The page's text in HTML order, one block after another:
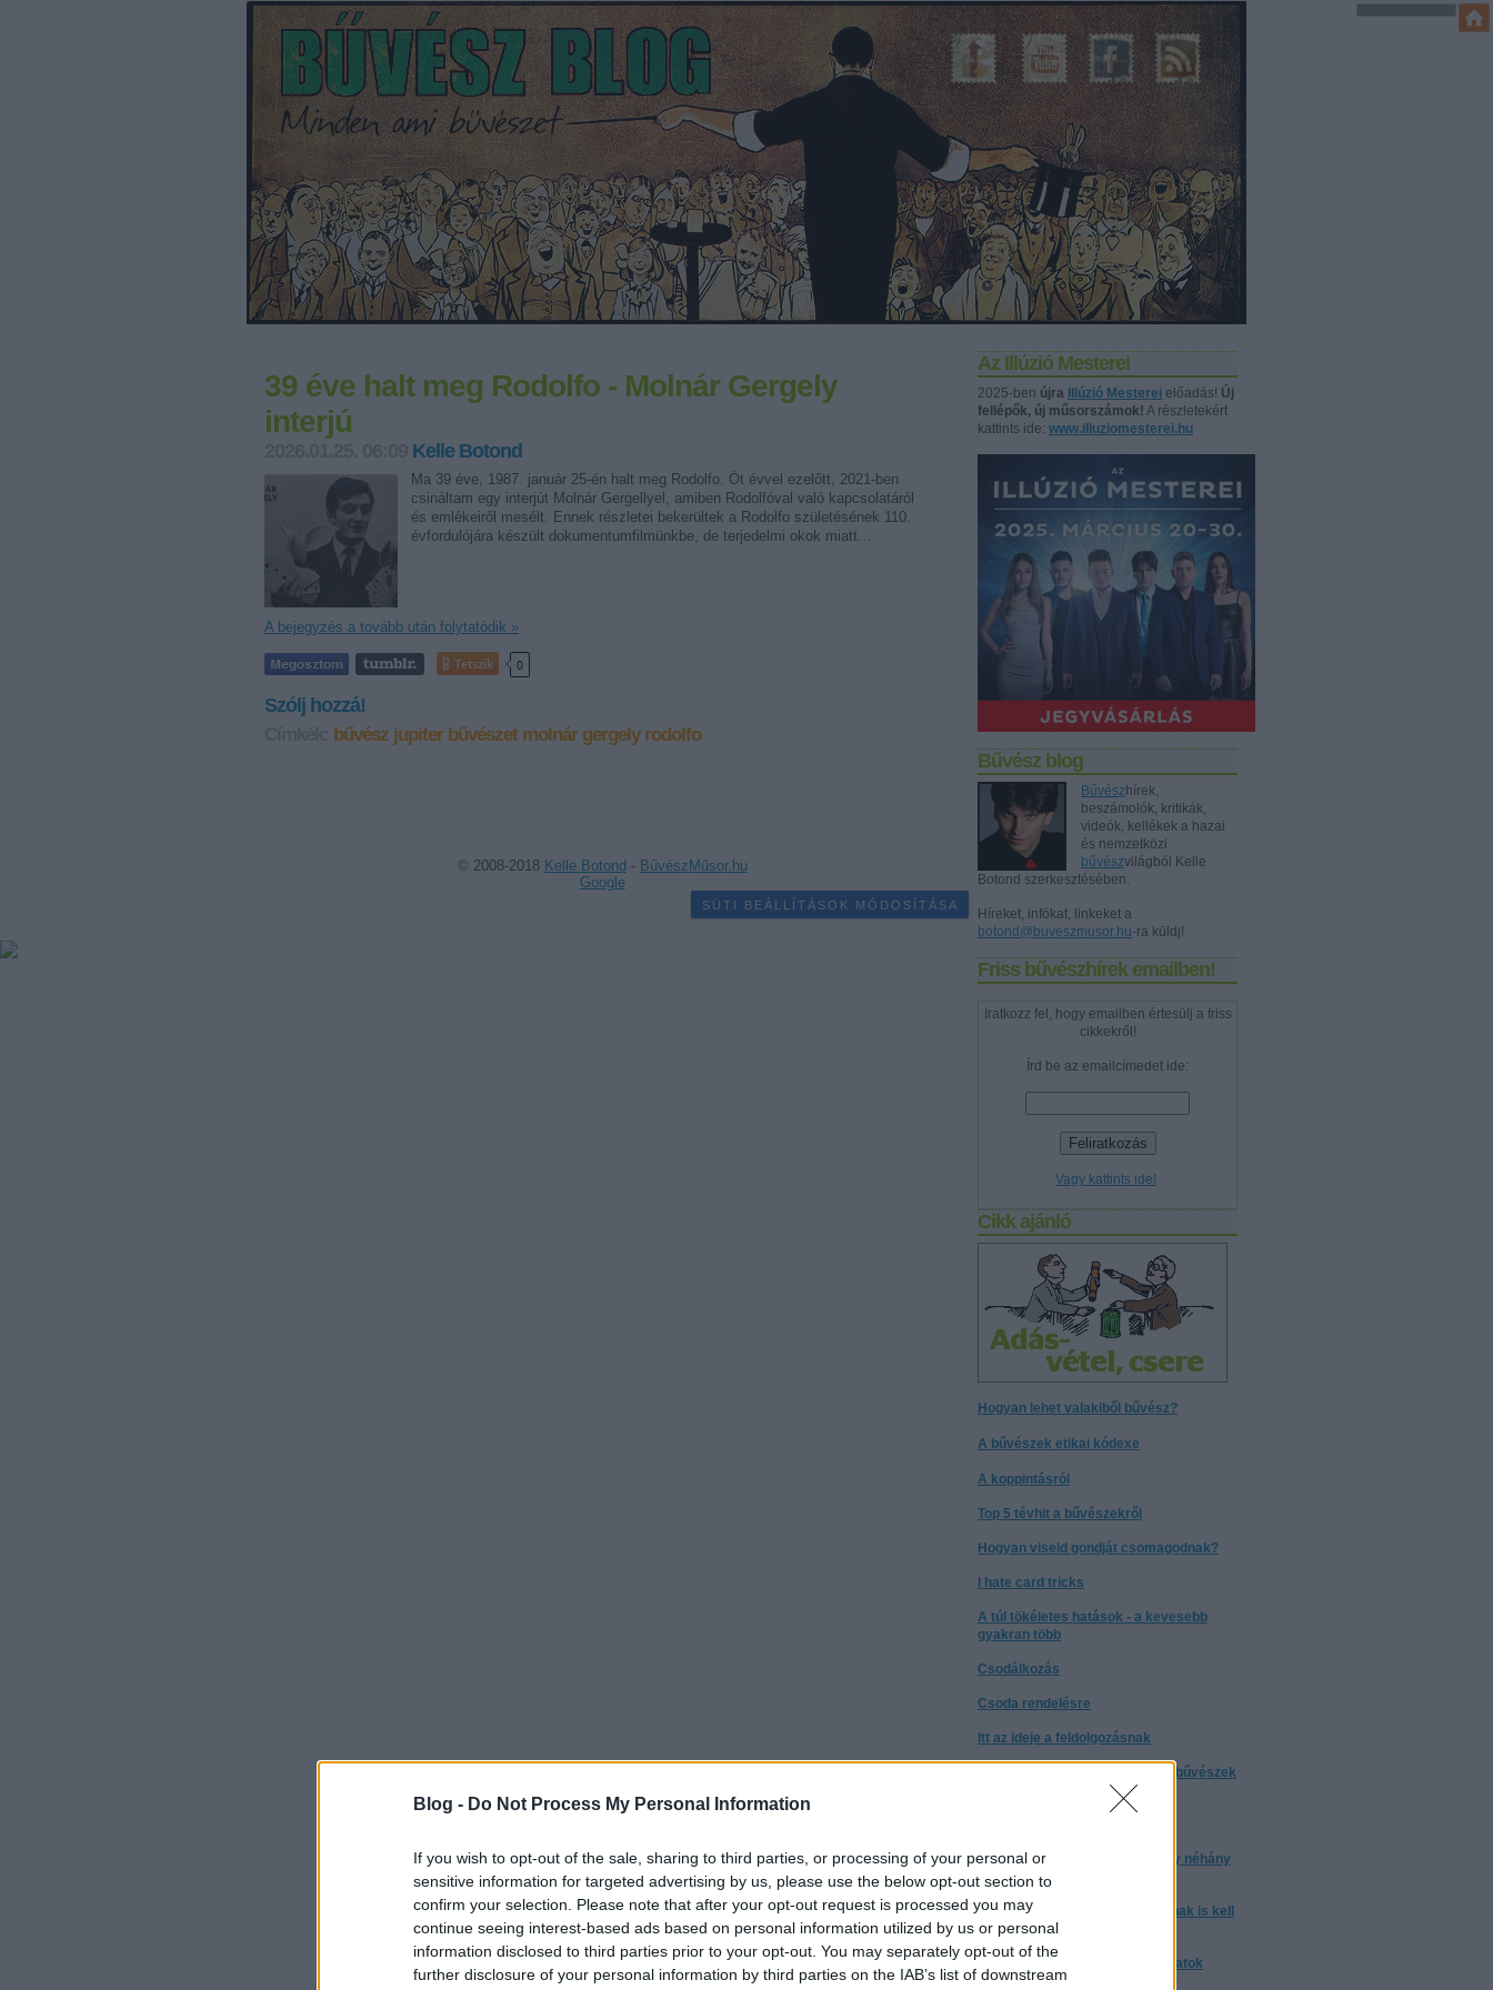
Blog - Do Not Process My Personal Information
If you wish to opt-out of the sale, sharing to third parties, or processing of your personal or
sensitive information for targeted advertising by us, please use the below opt-out section to
confirm your selection. Please note that after your opt-out request is processed you may
continue seeing interest-based ads based on personal information utilized by us or personal
information disclosed to third parties prior to your opt-out. You may separately opt-out of the
further disclosure of your personal information by third parties on the IAB’s list of downstream
Az Illúzió Mesterei
2025-ben újra Illúzió Mesterei előadás! Új
fellépők, új műsorszámok! A részletekért
kattints ide: www.illuziomesterei.hu
Bűvész blog
Bűvész hírek,
beszámolók, kritikák,
videók, kellékek a hazai
és nemzetközi
bűvészvilágból Kelle
Botond szerkesztésében.
Híreket, infókat, linkeket a
botond@buveszmusor.hu-ra küldj!
Friss bűvészhírek emailben!
Iratkozz fel, hogy emailben értesülj a friss
cikkekről!
Írd be az emailcímedet ide:
Vagy kattints ide!
Cikk ajánló
Hogyan lehet valakiből bűvész?
A bűvészek etikai kódexe
A koppintásról
Top 5 tévhit a bűvészekről
Hogyan viseld gondját csomagodnak?
I hate card tricks
A túl tökéletes hatások - a kevesebb
gyakran több
Csodálkozás
Csoda rendelésre
Itt az ideje a feldolgozásnak
Tényleg: miért nem árulják el a bűvészek
Az a bizonyos 10 000 óra, avagy néhány
gondolat a gyakorlásról
Nem elég ártatlannak lenni. Annak is kell
tűnni
Tanulj trükköt! - trükkmagyarázatok
39 éve halt meg Rodolfo - Molnár Gergely
interjú
Kelle Botond
Ma 39 éve, 1987. január 25-én halt meg Rodolfo. Öt évvel ezelőtt, 2021-ben
csináltam egy interjút Molnár Gergellyel, amiben Rodolfóval való kapcsolatáról
és emlékeiről mesélt. Ennek részletei bekerültek a Rodolfo születésének 110.
évfordulójára készült dokumentumfilmünkbe, de terjedelmi okok miatt…
A bejegyzés a tovább után folytatódik »
Tetszik 0
Szólj hozzá!
bűvész jupiter bűvészet molnár gergely rodolfo
© 2008-2018 Kelle Botond - Bűvész Műsor.hu
Google
SÜTI BEÁLLÍTÁSOK MÓDOSÍTÁSA